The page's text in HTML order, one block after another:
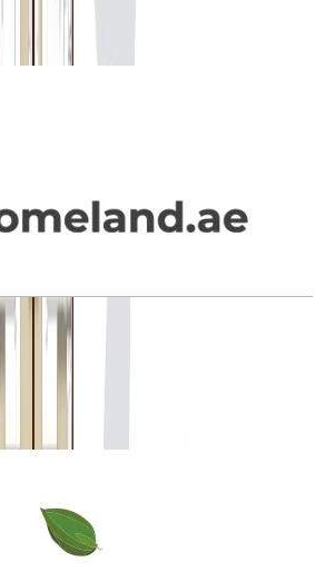
Townhouse, 4BR+Maid, Type
2328 SQFT